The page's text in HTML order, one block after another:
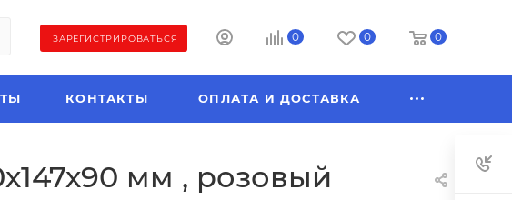
ЗАРЕГИСТРИРОВАТЬСЯ 0 0 0
КОНТАКТЫ ОПЛАТА И ДОСТАВКА
мм , розовый